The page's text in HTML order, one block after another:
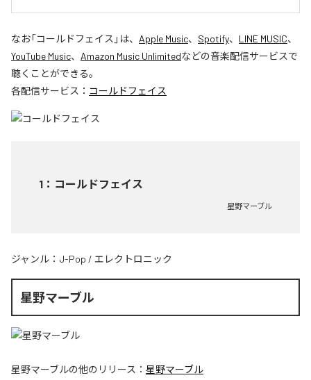
なお「コールドフェイス 」は、 Apple Music、 Spotify、 LINE MUSIC、
YouTube Music、 Amazon Music Unlimitedなどの音楽配信サービスで
聴くことができる。
各配信サービス： コールドフェイス
1 ： コールドフェイス
星野マーブル
ジャンル： J-Pop / エレクトロニック
星野マーブル
星野マーブルの他のリリース： 星野マーブル